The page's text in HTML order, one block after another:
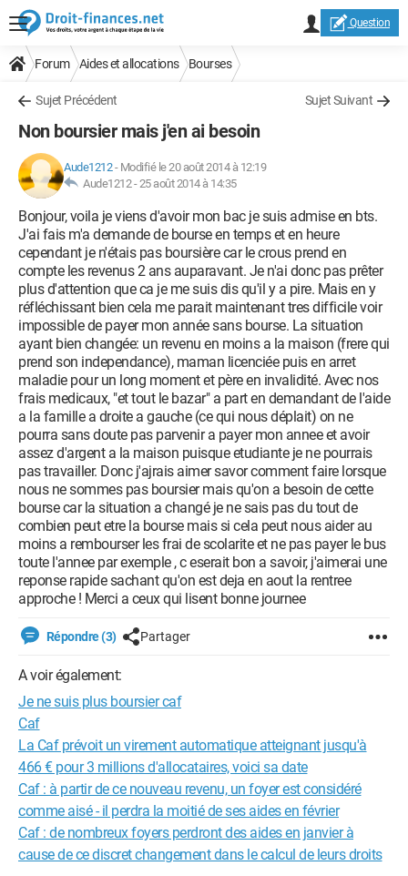
Question
Forum Aides et allocations Bourses
Sujet Précédent Sujet Suivant
Non boursier mais j'en ai besoin
Aude1212- Modifié le 20 août 2014 à 12:19
Aude1212 -25 août 2014 à 14:35
Bonjour, voila je viens d'avoir mon bac je suis admise en bts.
J'ai fais m'a demande de bourse en temps et en heure
cependant je n'étais pas boursière car le crous prend en
compte les revenus 2 ans auparavant. Je n'ai donc pas prêter
plus d'attention que ca je me suis dis qu'il y a pire. Mais en y
réfléchissant bien cela me parait maintenant tres difficile voir
impossible de payer mon année sans bourse. La situation
ayant bien changée: un revenu en moins a la maison (frere qui
prend son independance), maman licenciée puis en arret
maladie pour un long moment et père en invalidité. Avec nos
frais medicaux, "et tout le bazar" a part en demandant de l'aide
a la famille a droite a gauche (ce qui nous déplait) on ne
pourra sans doute pas parvenir a payer mon annee et avoir
assez d'argent a la maison puisque etudiante je ne pourrais
pas travailler. Donc j'ajrais aimer savor comment faire lorsque
nous ne sommes pas boursier mais qu'on a besoin de cette
bourse car la situation a changé je ne sais pas du tout de
combien peut etre la bourse mais si cela peut nous aider au
moins a rembourser les frai de scolarite et ne pas payer le bus
toute l'annee par exemple , c eserait bon a savoir, j'aimerai une
reponse rapide sachant qu'on est deja en aout la rentree
approche ! Merci a ceux qui lisent bonne journee
Répondre (3) Partager
A voir également:
Je ne suis plus boursier caf
Caf
La Caf prévoit un virement automatique atteignant jusqu'à
466 € pour 3 millions d'allocataires, voici sa date
Caf : à partir de ce nouveau revenu, un foyer est considéré
comme aisé - il perdra la moitié de ses aides en février
Caf : de nombreux foyers perdront des aides en janvier à
cause de ce discret changement dans le calcul de leurs droits